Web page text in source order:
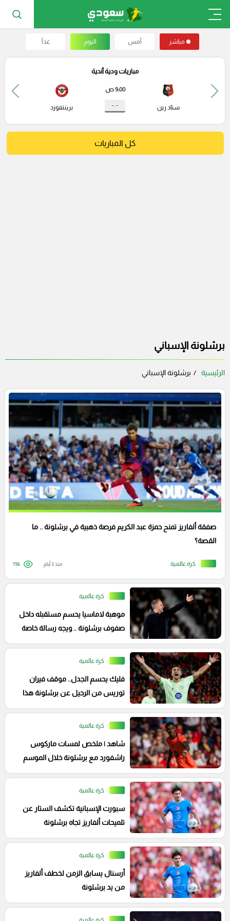
مباشر أمس اليوم غداً
مباريات ودية أندية
ستاد رين
9:00 ص
- : - برينتفورد
كل المباريات
برشلونة الإسباني
الرئيسية برشلونة الإسباني
كرة عالمية
صفقة ألفاريز تمنح حمزة عبد الكريم فرصة ذهبية في برشلونة .. ما
القصة؟
منذ 3 أيام 196
كرة عالمية
موهبة لاماسيا يحسم مستقبله داخل
صفوف برشلونة .. ويجه رسالة خاصة
كرة عالمية
فليك يحسم الجدل.. موقف فيران
توريس من الرحيل عن برشلونة هذا
كرة عالمية
شاهد | ملخص لمسات ماركوس
راشفورد مع برشلونة خلال الموسم
كرة عالمية
سبورت الإسبانية تكشف الستار عن
تلميحات ألفاريز تجاه برشلونة
كرة عالمية
أرسنال يسابق الزمن لخطف ألفاريز
من يد برشلونة